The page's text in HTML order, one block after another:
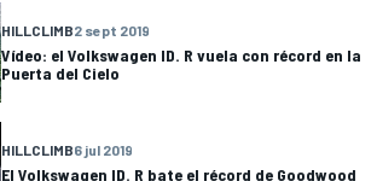
HILLCLIMB2 sept 2019
Vídeo: el Volkswagen ID. R vuela con récord en la
Puerta del Cielo
HILLCLIMB6 jul 2019
El Volkswagen ID. R bate el récord de Goodwood